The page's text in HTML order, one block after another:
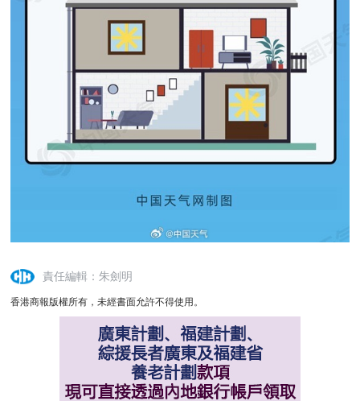
責任編輯：朱劍明
香港商報版權所有，未經書面允許不得使用。